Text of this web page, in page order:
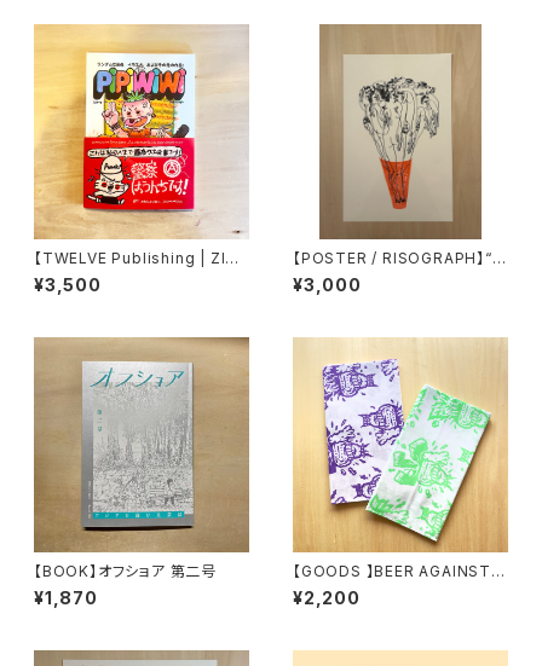
【TWELVE Publishing | ZINE
/ RISOGRAPH】PiPiWiWi by
MANUEL DONADA
¥3,500
【POSTER / RISOGRAPH】“J
EFFREY CHEUNG” printed
by Tiny Splendor
¥3,000
【BOOK】オフショア 第二号
¥1,870
【GOODS 】BEER AGAINST..
Tenugui by Maronasty
¥2,200